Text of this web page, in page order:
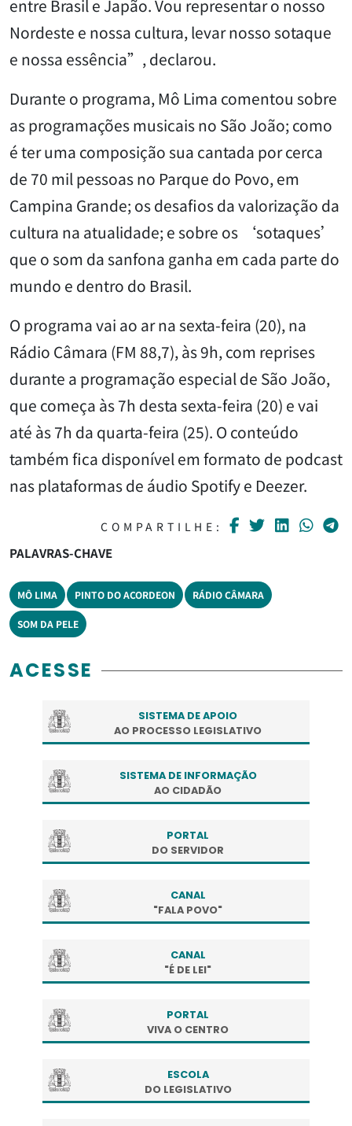
entre Brasil e Japão. Vou representar o nosso
Nordeste e nossa cultura, levar nosso sotaque
e nossa essência”, declarou.
Durante o programa, Mô Lima comentou sobre
as programações musicais no São João; como
é ter uma composição sua cantada por cerca
de 70 mil pessoas no Parque do Povo, em
Campina Grande; os desafios da valorização da
cultura na atualidade; e sobre os ‘sotaques’
que o som da sanfona ganha em cada parte do
mundo e dentro do Brasil.
O programa vai ao ar na sexta-feira (20), na
Rádio Câmara (FM 88,7), às 9h, com reprises
durante a programação especial de São João,
que começa às 7h desta sexta-feira (20) e vai
até às 7h da quarta-feira (25). O conteúdo
também fica disponível em formato de podcast
nas plataformas de áudio Spotify e Deezer.
COMPARTILHE:
PALAVRAS-CHAVE
MÔ LIMA PINTO DO ACORDEON RÁDIO CÂMARA
SOM DA PELE
ACESSE
SISTEMA DE APOIO
AO PROCESSO LEGISLATIVO
SISTEMA DE INFORMAÇÃO
AO CIDADÃO
PORTAL
DO SERVIDOR
CANAL
"FALA POVO"
CANAL
"É DE LEI"
PORTAL
VIVA O CENTRO
ESCOLA
DO LEGISLATIVO